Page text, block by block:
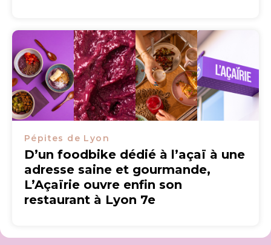
Pépites de Lyon
D’un foodbike dédié à l’açaï à une
adresse saine et gourmande,
L’Açaïrie ouvre enfin son
restaurant à Lyon 7e